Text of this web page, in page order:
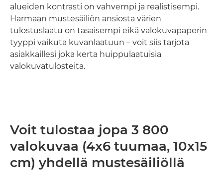
alueiden kontrasti on vahvempi ja realistisempi.
Harmaan mustesäiliön ansiosta värien
tulostuslaatu on tasaisempi eikä valokuvapaperin
tyyppi vaikuta kuvanlaatuun – voit siis tarjota
asiakkaillesi joka kerta huippulaatuisia
valokuvatulosteita.
Voit tulostaa jopa 3 800
valokuvaa (4x6 tuumaa, 10x15
cm) yhdellä mustesäiliöllä